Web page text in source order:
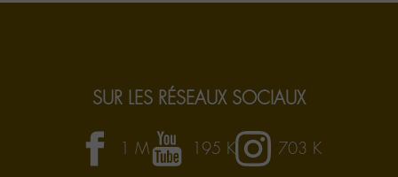
SUR LES RÉSEAUX SOCIAUX
1 MLabo
195 KLabo
-
703 KLabo